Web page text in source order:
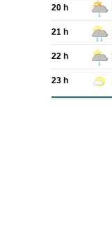
20 h
21 h
22 h
23 h